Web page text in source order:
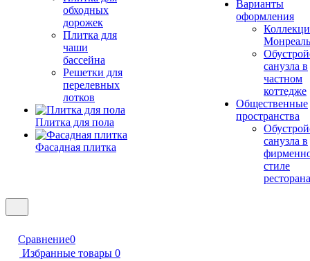
обходных
дорожек
Плитка для
чаши
бассейна
Решетки для
перелевных
лотков
Плитка для пола
Фасадная плитка
Варианты
оформления
Монреаль
санузла в
частном
коттедже
Общественные
пространства
санузла в
стиле
ресторана
Сравнение0
Избранные товары 0